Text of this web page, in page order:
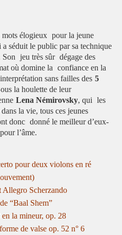
mots élogieux pour la jeune
a séduit le public par sa technique
Son jeu très sûr dégage des
où domine la confiance en la
sans failles des 5
la houlette de leur
Lena Némirovsky, qui les
la vie, tous ces jeunes
donc donné le meilleur d’eux-
l’âme.
pour deux violons en ré
Allegro Scherzando
“Baal Shem”
la mineur, op. 28
de valse op. 52 n° 6